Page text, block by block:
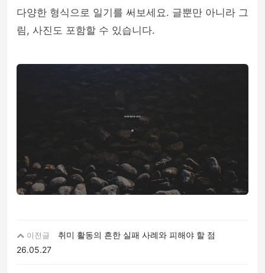
다양한 형식으로 일기를 써보세요. 글뿐만 아니라 그
림, 사진도 포함할 수 있습니다.
이전글
취미 활동의 흔한 실패 사례와 피해야 할 점
26.05.27